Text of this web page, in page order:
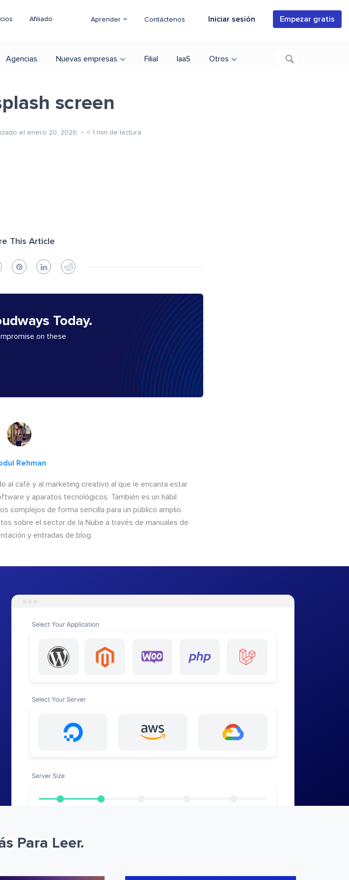
Afiliado Aprender Contáctenos Iniciar sesión Empezar gratis
Agencias Nuevas empresas Filial IaaS Otros
screen
el enero 20, 2026 < 1 min de lectura
This Article
Today.
on these
Rehman
al café y al marketing creativo al que le encanta estar
y aparatos tecnológicos. También es un hábil
complejos de forma sencilla para un público amplio.
sobre el sector de la Nube a través de manuales de
y entradas de blog.
Para Leer.